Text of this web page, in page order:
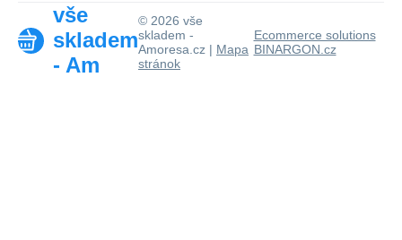
vše
skladem
- Am
© 2026 vše
skladem -
Amoresa.cz | Mapa
stránok
Ecommerce solutions
BINARGON.cz